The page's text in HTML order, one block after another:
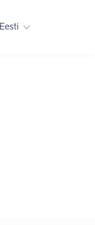
Eesti